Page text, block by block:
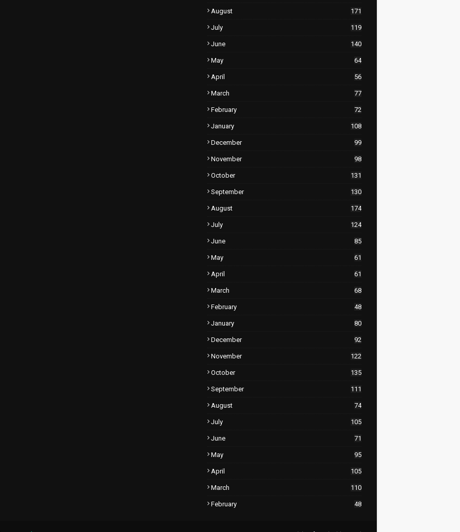
August 171
July 119
June 140
May 64
April 56
March 77
February 72
January 108
December 99
November 98
October 131
September 130
August 174
July 124
June 85
May 61
April 61
March 68
February 48
January 80
December 92
November 122
October 135
September 111
August 74
July 105
June 71
May 95
April 105
March 110
February 48